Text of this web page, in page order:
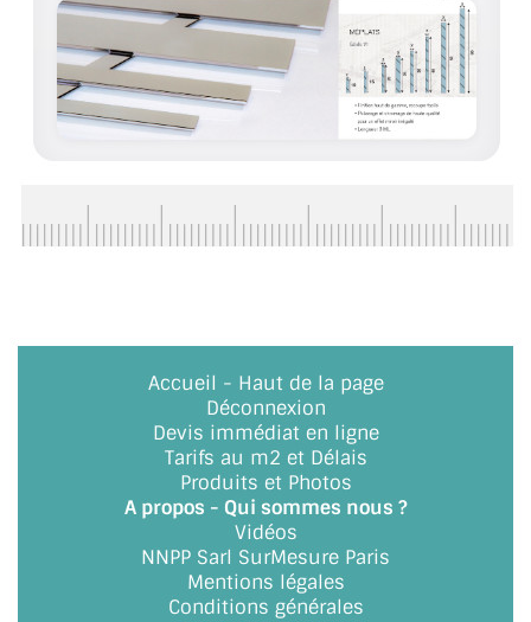
BOUTONS ET POIGNÉES
BARRES DE STABILISATION
FIXATION GARDES CORPS
(STROMBINOSCOPE)
ACCESSOIRES EN PROMOTIONS
EXEMPLES, RÉALISATIONS, INSPIRATIONS
NUANCIER RAL
COMMENT COUPER DU VERRE ?
Accueil - Haut de la page
Déconnexion
Devis immédiat en ligne
Tarifs au m2 et Délais
Produits et Photos
A propos - Qui sommes nous ?
Vidéos
NNPP Sarl SurMesure Paris
Mentions légales
Conditions générales